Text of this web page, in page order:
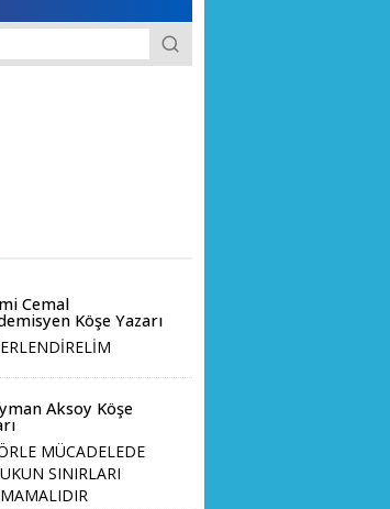
Cemal
Köşe Yazarı
Aksoy Köşe
MÜCADELEDE
SINIRLARI